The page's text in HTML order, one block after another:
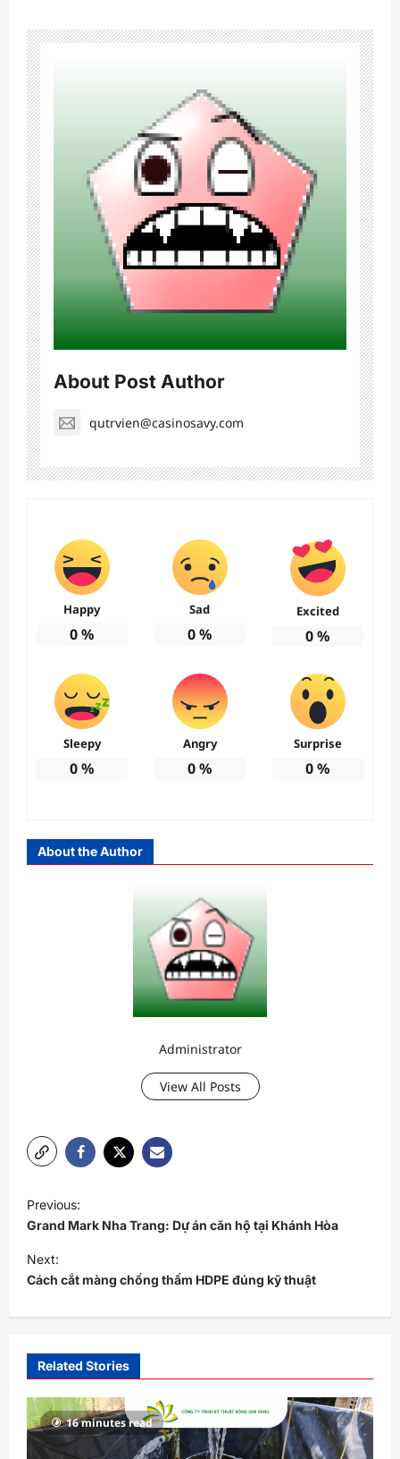
About Post Author
qutrvien@casinosavy.com
Happy
0%
Sad
0%
Excited
0%
Sleepy
0%
Angry
0%
Surprise
0%
About the Author
Administrator
View All Posts
P
o
s
t
v
g
a
Previous:
Grand Mark Nha Trang: Dự án căn hộ tại Khánh Hòa
Next:
Cách cắt màng chống thấm HDPE đúng kỹ thuật
Related Stories
16 minutes read